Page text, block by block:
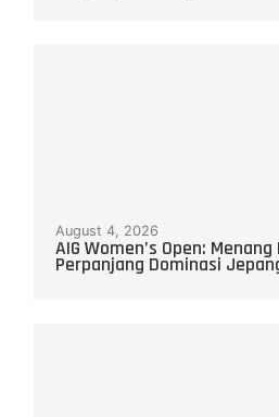
August 4, 2026
AIG Women’s Open:
Perpanjang Dominasi